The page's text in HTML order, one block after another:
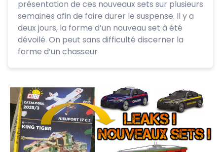
présentation de ces nouveaux sets sur plusieurs
semaines afin de faire durer le suspense. Il y a
deux jours, la forme d’un nouveau set à été
dévoilé. On peut sans difficulté discerner la
forme d’un chasseur